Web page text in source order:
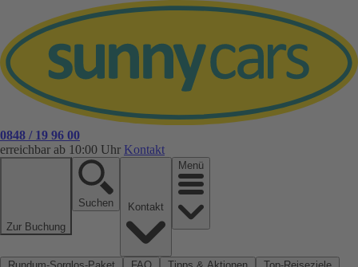
0848 / 19 96 00
erreichbar ab 10:00 Uhr Kontakt
Zur Buchung
Suchen
Menü